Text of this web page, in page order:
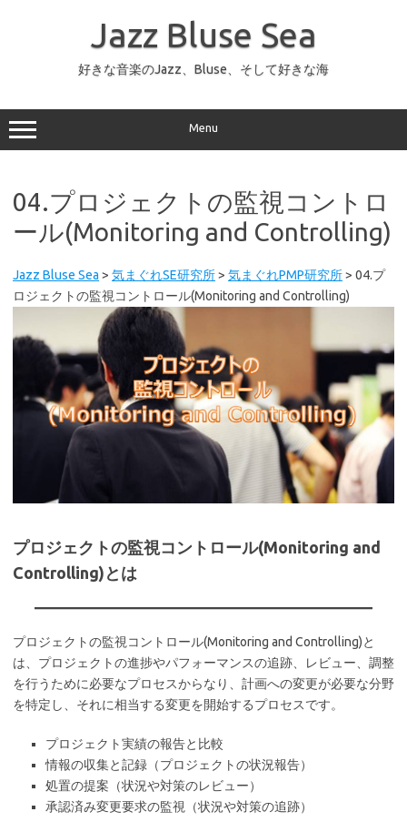
ッ
プ
Jazz Bluse Sea
好きな音楽のJazz、Bluse、そして好きな海
Menu
04.プロジェクトの監視コントロ
ール(Monitoring and Controlling)
Jazz Bluse Sea > 気まぐれSE研究所> 気まぐれPMP研究所> 04.プ
ロジェクトの監視コントロール(Monitoring and Controlling)
プロジェクトの監視コントロール(Monitoring and
Controlling)とは
プロジェクトの監視コントロール(Monitoring and Controlling)と
は、プロジェクトの進捗やパフォーマンスの追跡、レビュー、調整
を行うために必要なプロセスからなり、計画への変更が必要な分野
を特定し、それに相当する変更を開始するプロセスです。
プロジェクト実績の報告と比較
情報の収集と記録（プロジェクトの状況報告）
処置の提案（状況や対策のレビュー）
承認済み変更要求の監視（状況や対策の追跡）